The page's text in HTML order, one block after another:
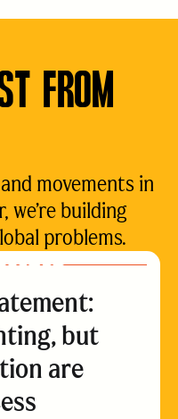
FROM
movements in
we’re building
problems.
but
are